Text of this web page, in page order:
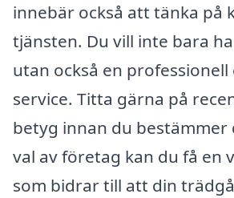
innebär också att tänka på
tjänsten. Du vill inte bara
utan också en professionell
service. Titta gärna på
betyg innan du
val av företag kan du få en
som bidrar till att din